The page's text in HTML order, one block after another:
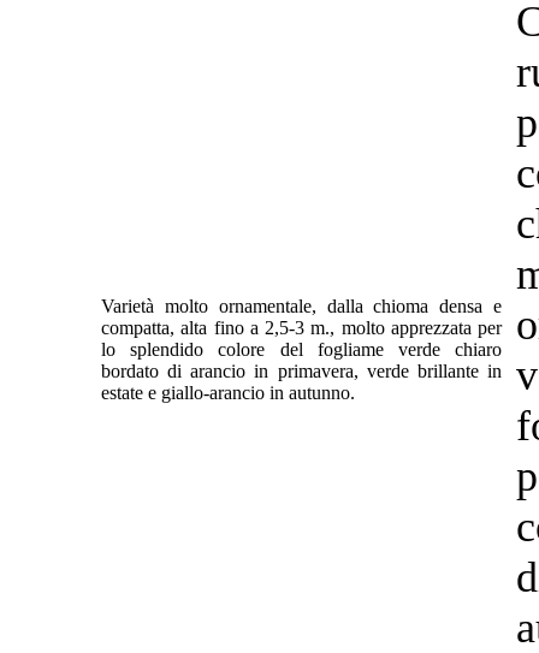
Varietà molto ornamentale, dalla chioma densa e
compatta, alta fino a 2,5-3 m., molto apprezzata per
lo splendido colore del fogliame verde chiaro
bordato di arancio in primavera, verde brillante in
estate e giallo-arancio in autunno.